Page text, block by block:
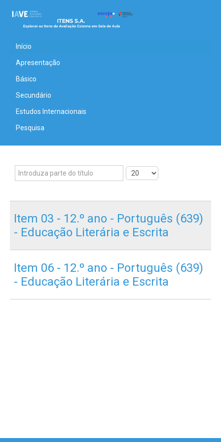
Início
Apresentação
Básico
Secundário
Estudos Internacionais
Pesquisa
Item 03 - 12.º ano - Português (639)
- Educação Literária e Escrita
Item 06 - 12.º ano - Português (639)
- Educação Literária e Escrita